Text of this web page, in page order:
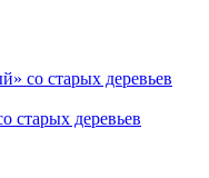
старых деревьев